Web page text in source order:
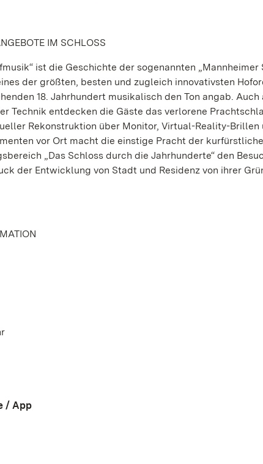
IM SCHLOSS
ist die Geschichte der sogenannten
der größten, besten und zugleich innovativsten
18. Jahrhundert musikalisch den Ton angab.
Technik entdecken die Gäste das verlorene
Rekonstruktion über Monitor, Virtual-Reality-Brillen
vor Ort macht die einstige Pracht der
„Das Schloss durch die Jahrhunderte“ den
der Entwicklung von Stadt und Residenz von ihrer
/ App